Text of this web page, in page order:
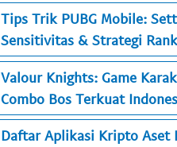
Tips Trik PUBG Mobile:
Sensitivitas & Strategi Rank
Valour Knights: Game
Combo Bos Terkuat
Daftar Aplikasi Kripto Aset